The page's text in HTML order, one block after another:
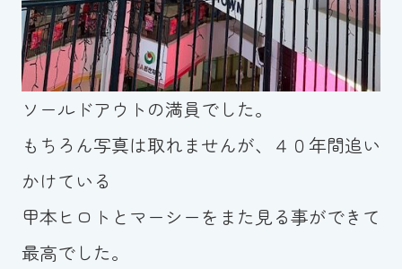
ソールドアウトの満員でした。
もちろん写真は取れませんが、４０年間追い
かけている
甲本ヒロトとマーシーをまた見る事ができて
最高でした。